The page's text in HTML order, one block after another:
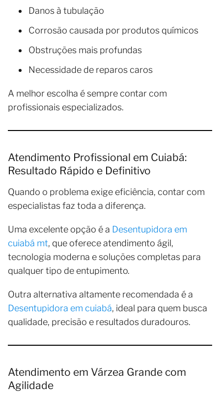
Danos à tubulação
Corrosão causada por produtos químicos
Obstruções mais profundas
Necessidade de reparos caros
A melhor escolha é sempre contar com
profissionais especializados.
Atendimento Profissional em Cuiabá:
Resultado Rápido e Definitivo
Quando o problema exige eficiência, contar com
especialistas faz toda a diferença.
Uma excelente opção é a Desentupidora em
cuiabá mt, que oferece atendimento ágil,
tecnologia moderna e soluções completas para
qualquer tipo de entupimento.
Outra alternativa altamente recomendada é a
Desentupidora em cuiabá, ideal para quem busca
qualidade, precisão e resultados duradouros.
Atendimento em Várzea Grande com
Agilidade